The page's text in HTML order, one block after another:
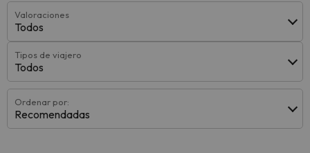
Valoraciones
Todos
Tipos de viajero
Todos
Ordenar por:
Recomendadas